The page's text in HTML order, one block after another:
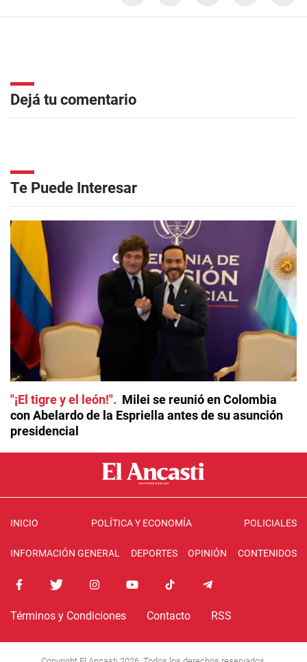
Dejá tu comentario
Te Puede Interesar
"¡El tigre y el león!"
Milei se reunió en Colombia
con Abelardo de la Espriella antes de su asunción
presidencial
INICIO POLÍTICA Y ECONOMÍA POLICIALES
INFORMACIÓN GENERAL DEPORTES OPINIÓN CONTENIDOS
Términos y Condiciones Contacto RSS